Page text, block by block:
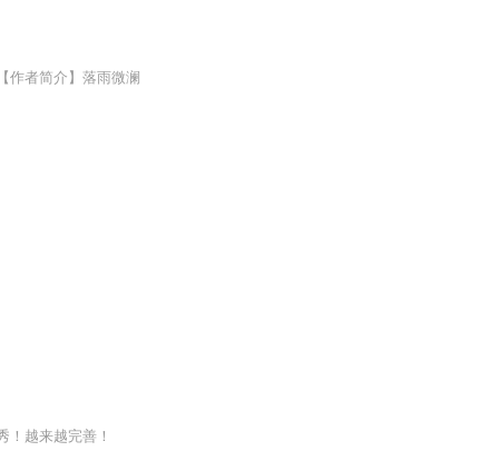
作者简介】落雨微澜
越来越完善！